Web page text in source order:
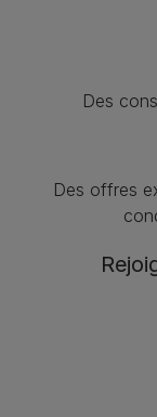
Des
Des offres